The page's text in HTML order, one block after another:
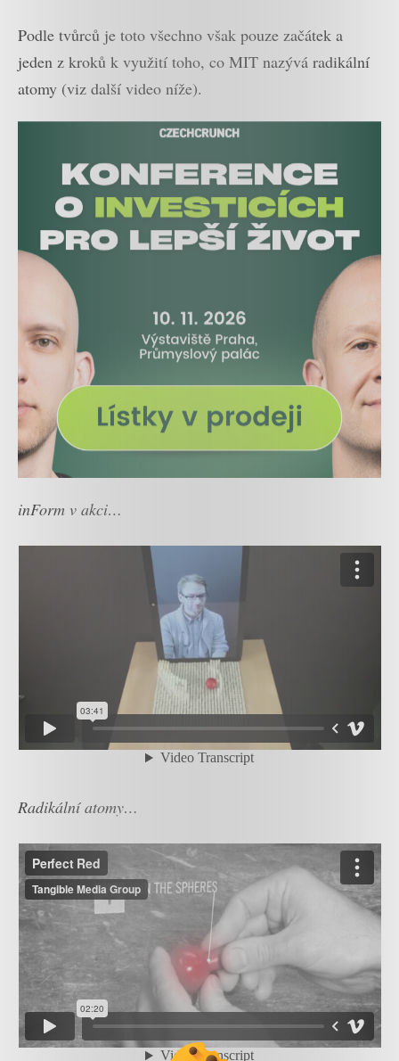
Podle tvůrců je toto všechno však pouze začátek a
jeden z kroků k využití toho, co MIT nazývá radikální
atomy (viz další video níže).
inForm v akci…
Radikální atomy…